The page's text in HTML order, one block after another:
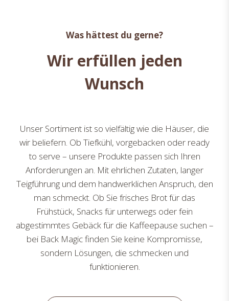
Was hättest du gerne?
Wir erfüllen jeden
Wunsch
Unser Sortiment ist so vielfältig wie die Häuser, die
wir beliefern. Ob Tiefkühl, vorgebacken oder ready
to serve – unsere Produkte passen sich Ihren
Anforderungen an. Mit ehrlichen Zutaten, langer
Teigführung und dem handwerklichen Anspruch, den
man schmeckt. Ob Sie frisches Brot für das
Frühstück, Snacks für unterwegs oder fein
abgestimmtes Gebäck für die Kaffeepause suchen –
bei Back Magic finden Sie keine Kompromisse,
sondern Lösungen, die schmecken und
funktionieren.